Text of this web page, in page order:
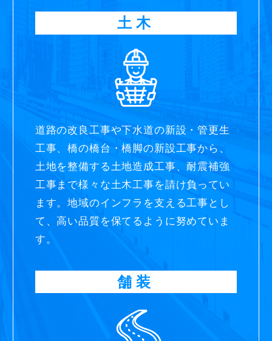
土木
道路の改良工事や下水道の新設・管更生
工事、橋の橋台・橋脚の新設工事から、
土地を整備する土地造成工事、耐震補強
工事まで様々な土木工事を請け負ってい
ます。地域のインフラを支える工事とし
て、高い品質を保てるように努めていま
す。
舗装